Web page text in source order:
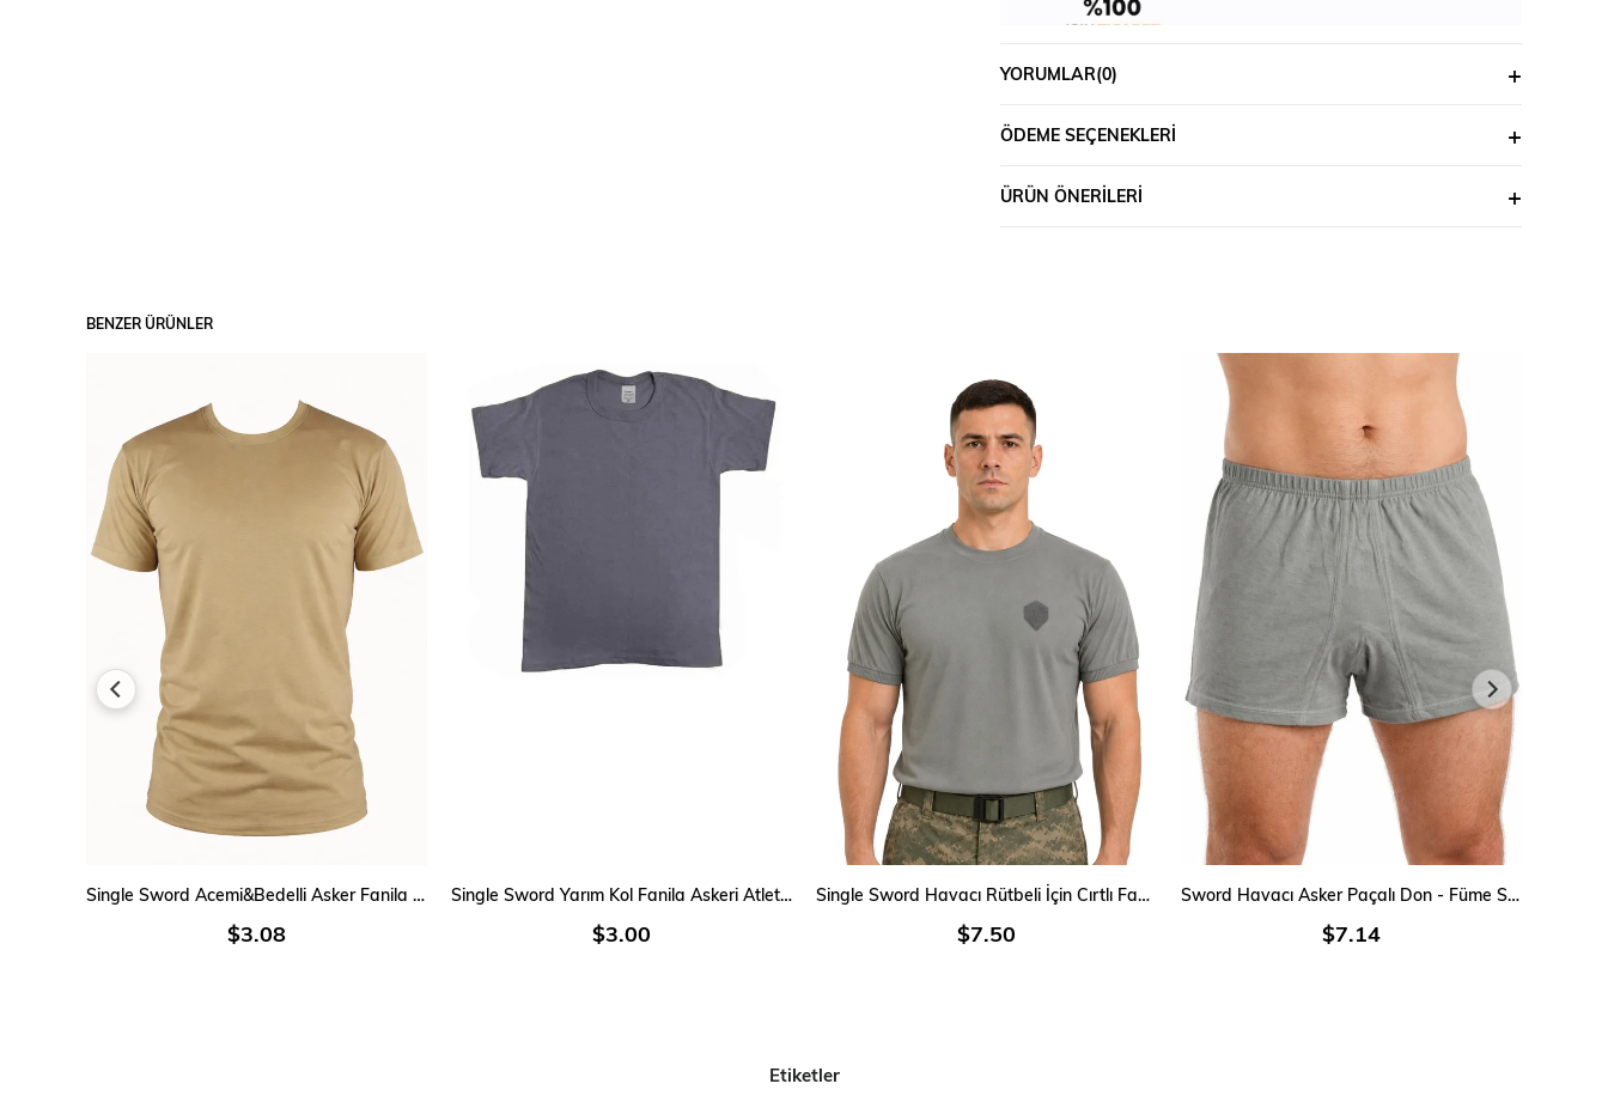
YORUMLAR(0)
ÖDEME SEÇENEKLERI
ÜRÜN ÖNERILERI
BENZER ÜRÜNLER
Single Sword Acemi&Bedelli Asker Fanila ve Erkek Atlet %100 Pamuk
$3.08
Single Sword Yarım Kol Fanila Askeri Atlet, Havacı Fanila
$3.00
Single Sword Havacı Rütbeli İçin Cırtlı Fanila
$7.50
Sword Havacı Asker Paçalı Don - Füme Single
$7.14
Etiketler